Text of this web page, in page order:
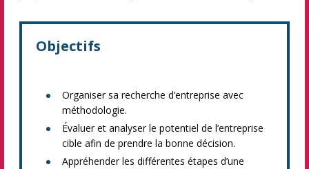
Objectifs
Organiser sa recherche d’entreprise avec
méthodologie.
Évaluer et analyser le potentiel de l’entreprise
cible afin de prendre la bonne décision.
Appréhender les différentes étapes d’une